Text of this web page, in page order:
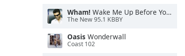
Wham! Wake Me Up Before You Go-Go
The New 95.1 KBBY
Oasis Wonderwall
Coast 102